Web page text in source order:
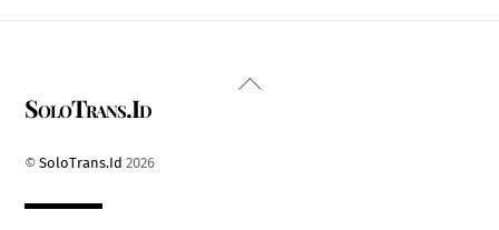
Back
SoloTrans.Id
©SoloTrans.Id 2026